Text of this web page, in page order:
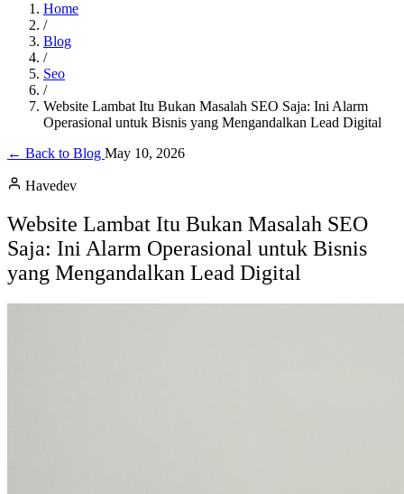
Home
/
Blog
/
Seo
/
Website Lambat Itu Bukan Masalah SEO Saja: Ini Alarm
Operasional untuk Bisnis yang Mengandalkan Lead Digital
← Back to Blog May 10, 2026
Havedev
Website Lambat Itu Bukan Masalah SEO
Saja: Ini Alarm Operasional untuk Bisnis
yang Mengandalkan Lead Digital